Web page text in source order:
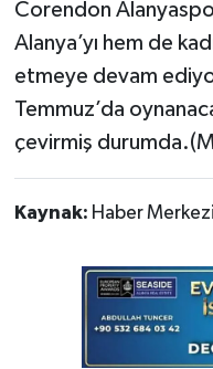
Corendon
Alanya’yı hem de
etmeye devam
Temmuz’da
çevirmiş
Kaynak: Haber Merkezi